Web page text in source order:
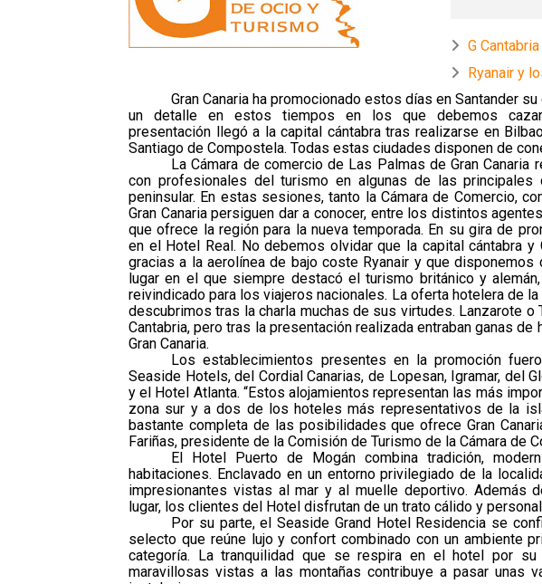
G
Ryanair y
Gran Canaria ha promocionado estos días en Santander
un detalle en estos tiempos en los que debemos
presentación llegó a la capital cántabra tras realizarse en
Santiago de Compostela. Todas estas ciudades disponen de
La Cámara de comercio de Las Palmas de Gran Canaria
con profesionales del turismo en algunas de las principales
peninsular. En estas sesiones, tanto la Cámara de Comercio,
Gran Canaria persiguen dar a conocer, entre los distintos
que ofrece la región para la nueva temporada. En su gira de
en el Hotel Real. No debemos olvidar que la capital cántabra y
gracias a la aerolínea de bajo coste Ryanair y que
lugar en el que siempre destacó el turismo británico y
reivindicado para los viajeros nacionales. La oferta hotelera de
descubrimos tras la charla muchas de sus virtudes. Lanzarote
Cantabria, pero tras la presentación realizada entraban ganas de
Gran Canaria.
Los establecimientos presentes en la promoción
Seaside Hotels, del Cordial Canarias, de Lopesan, Igramar, del
y el Hotel Atlanta. “Estos alojamientos representan las más
zona sur y a dos de los hoteles más representativos de la
bastante completa de las posibilidades que ofrece Gran
Fariñas, presidente de la Comisión de Turismo de la Cámara de
El Hotel Puerto de Mogán combina tradición,
habitaciones. Enclavado en un entorno privilegiado de la
impresionantes vistas al mar y al muelle deportivo. Además
lugar, los clientes del Hotel disfrutan de un trato cálido y
Por su parte, el Seaside Grand Hotel Residencia se
selecto que reúne lujo y confort combinado con un ambiente
categoría. La tranquilidad que se respira en el hotel por
maravillosas vistas a las montañas contribuye a pasar unas